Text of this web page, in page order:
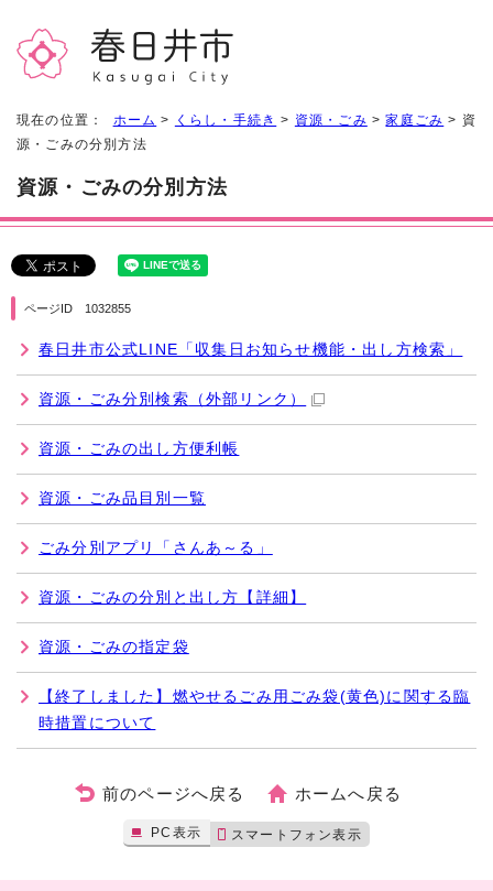
現在の位置： ホーム > くらし・手続き > 資源・ごみ >家庭ごみ > 資
源・ごみの分別方法
資源・ごみの分別方法
ページID 1032855
春日井市公式LINE「収集日お知らせ機能・出し方検索」
資源・ごみ分別検索 （外部リンク）
資源・ごみの出し方便利帳
資源・ごみ品目別一覧
ごみ分別アプリ「さんあ～る」
資源・ごみの分別と出し方【詳細】
資源・ごみの指定袋
【終了しました】燃やせるごみ用ごみ袋(黄色)に関する臨
時措置について
前のページへ戻る ホームへ戻る
PC表示 スマートフォン表示